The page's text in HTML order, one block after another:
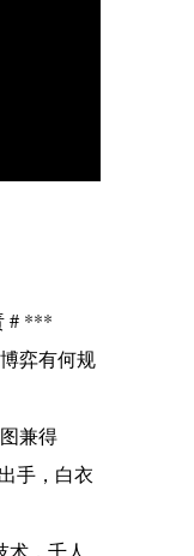
# ***
弈有何规
兼得
手，白衣
术，千人